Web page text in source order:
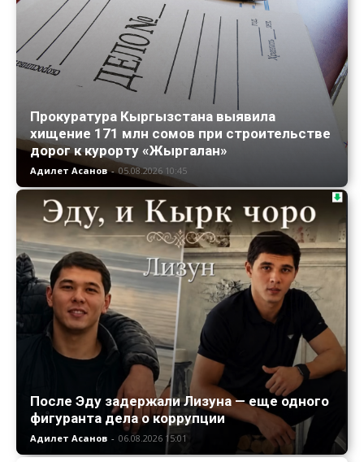
Прокуратура Кыргызстана выявила
хищение 171 млн сомов при строительстве
дорог к курорту «Жыргалан»
Адилет Асанов - 05.08.2026 10:45
После Эду задержали Лизуна — еще одного
фигуранта дела о коррупции
Адилет Асанов - 06.08.2026 15:01